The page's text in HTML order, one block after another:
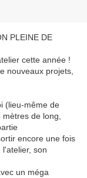
PLEINE DE
cette année !
nouveaux projets,
(lieu-même de
de long,
encore une fois
son
un méga